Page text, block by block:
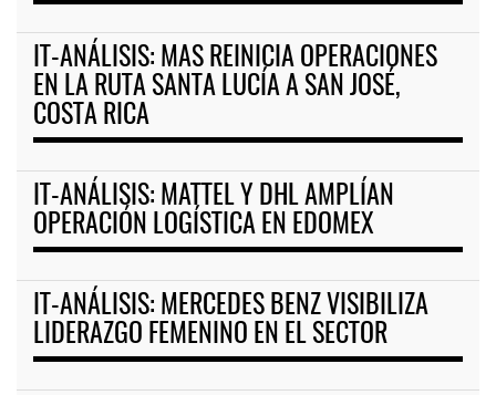
IT-ANÁLISIS: MAS REINICIA OPERACIONES
EN LA RUTA SANTA LUCÍA A SAN JOSÉ,
COSTA RICA
IT-ANÁLISIS: MATTEL Y DHL AMPLÍAN
OPERACIÓN LOGÍSTICA EN EDOMEX
IT-ANÁLISIS: MERCEDES BENZ VISIBILIZA
LIDERAZGO FEMENINO EN EL SECTOR